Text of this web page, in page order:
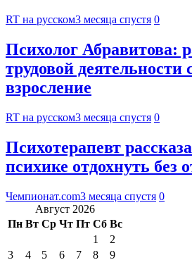
RT на русском3 месяца спустя 0
Психолог Абравитова:
трудовой деятельности
взросление
RT на русском3 месяца спустя 0
Психотерапевт
психике отдохнуть без
Чемпионат.com3 месяца спустя 0
Август 2026
Пн Вт Ср Чт Пт Сб Вс
1
2
3
4 5 6 7 8
9